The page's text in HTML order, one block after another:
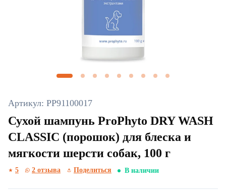
Артикул: PP91100017
Сухой шампунь ProPhyto DRY WASH
CLASSIC (порошок) для блеска и
мягкости шерсти собак, 100 г
5 2 отзыва Поделиться В наличии